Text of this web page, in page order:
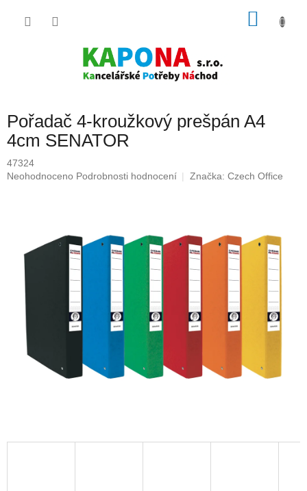
Pořadač 4-kroužkový prešpán A4
4cm SENATOR
47324
Průměrné
hvězdiček.
Neohodnoceno Podrobnosti hodnocení Značka: Czech Office